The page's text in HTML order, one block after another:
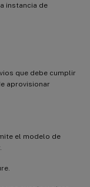
instancia de
que debe cumplir
aprovisionar
el modelo de